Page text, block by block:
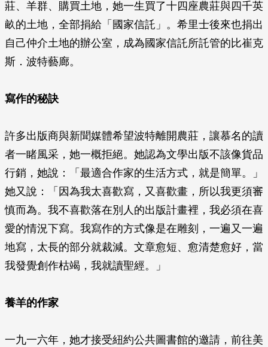
莊、羊群、購買土地，她一生買了十四座農莊與四千英
畝的土地，全部捐給「國家信託」。希里士後來也捐出
自己仲介土地的辦公室，成為國家信託所託管的比崔克
斯．波特藝廊。
寫作的秘訣
許多出版商與新聞媒體希望波特離開農莊，讓慕名的讀
者一睹風采，她一概拒絕。她認為文學出版不該像貨品
行銷，她說：「最適合作家的生活方式，就是簡單。」
她又說：「因為我太喜歡寫，又喜歡畫，所以我更須審
慎而為。我不喜歡落在別人的出版計畫裡，我必須在喜
愛的情況下寫。我寫作的方式像是在雕刻，一遍又一遍
地寫，太長的部分就裁減。文章愈短、愈清楚愈好，當
我發覺創作枯竭，我就讀聖經。」
養羊的作家
一九一六年，她才接受紐約公共圖書館的邀請，前往美